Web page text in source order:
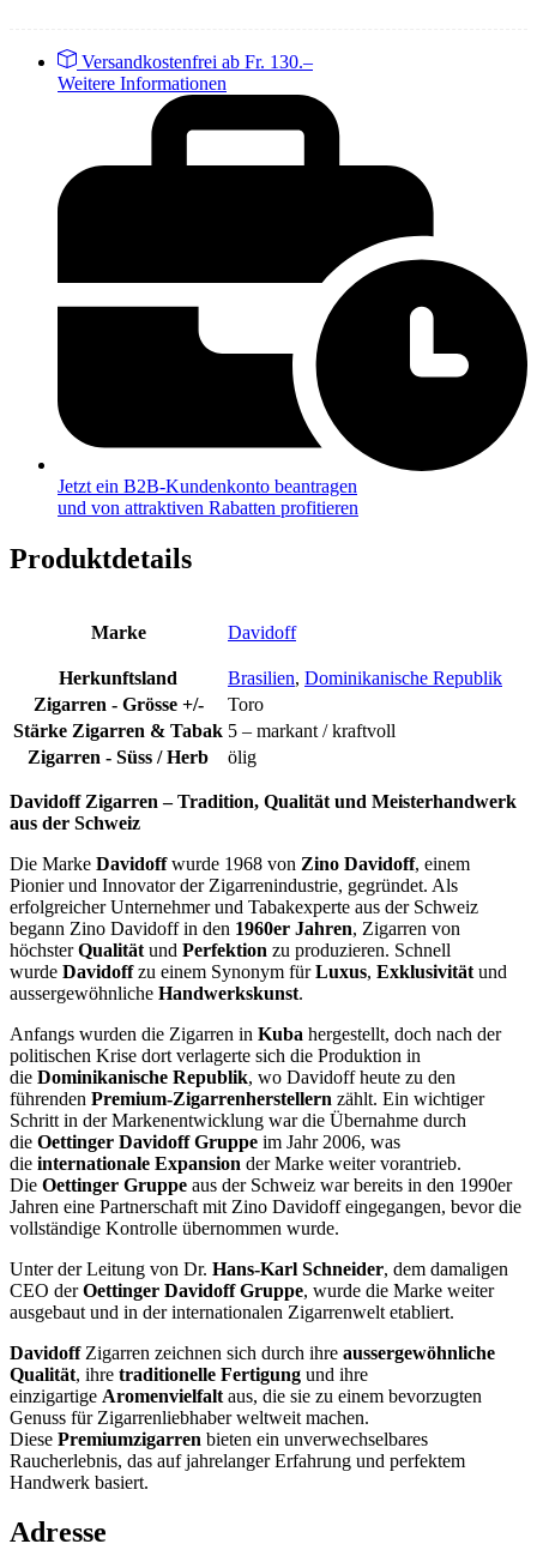
Versandkostenfrei ab Fr. 130.–
Weitere Informationen
Jetzt ein B2B-Kundenkonto beantragen
und von attraktiven Rabatten profitieren
Produktdetails
Marke Davidoff
Herkunftsland Brasilien, Dominikanische Republik
Zigarren - Grösse +/-
Toro
Stärke Zigarren & Tabak 5 – markant / kraftvoll
Zigarren - Süss / Herb
ölig
Davidoff Zigarren – Tradition, Qualität und Meisterhandwerk
aus der Schweiz
Die Marke Davidoffwurde 1968 von Zino Davidoff, einem
Pionier und Innovator der Zigarrenindustrie, gegründet. Als
erfolgreicher Unternehmer und Tabakexperte aus der Schweiz
begann Zino Davidoff in den 1960er Jahren, Zigarren von
höchsterQualität und Perfektion zu produzieren. Schnell
wurde Davidoffzu einem Synonym fürLuxus, Exklusivität und
aussergewöhnliche Handwerkskunst.
Anfangs wurden die Zigarren in Kuba hergestellt, doch nach der
politischen Krise dort verlagerte sich die Produktion in
die Dominikanische Republik, wo Davidoff heute zu den
führenden Premium-Zigarrenherstellern zählt. Ein wichtiger
Schritt in der Markenentwicklung war die Übernahme durch
die Oettinger Davidoff Gruppe im Jahr 2006, was
die internationale Expansion der Marke weiter vorantrieb.
Die Oettinger Gruppe aus der Schweiz war bereits in den 1990er
Jahren eine Partnerschaft mit Zino Davidoff eingegangen, bevor die
vollständige Kontrolle übernommen wurde.
Unter der Leitung von Dr. Hans-Karl Schneider, dem damaligen
CEO derOettinger Davidoff Gruppe, wurde die Marke weiter
ausgebaut und in der internationalen Zigarrenwelt etabliert.
DavidoffZigarren zeichnen sich durch ihre aussergewöhnliche
Qualität, ihre traditionelle Fertigung und ihre
einzigartige Aromenvielfalt aus, die sie zu einem bevorzugten
Genuss für Zigarrenliebhaber weltweit machen.
Diese Premiumzigarren bieten ein unverwechselbares
Raucherlebnis, das auf jahrelanger Erfahrung und perfektem
Handwerk basiert.
Adresse